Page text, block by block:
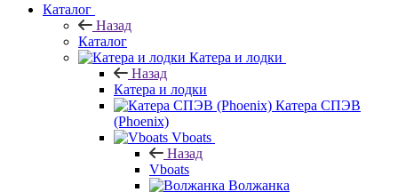
Каталог
Назад
Каталог
Катера и лодки
Назад
Катера и лодки
Катера СПЭВ
(Phoenix)
Vboats
Назад
Vboats
Волжанка